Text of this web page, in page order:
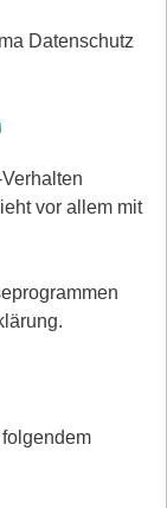
Datenschutz
vor allem mit